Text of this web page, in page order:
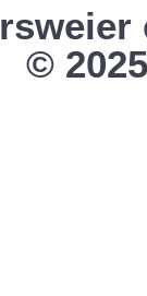
© 2025